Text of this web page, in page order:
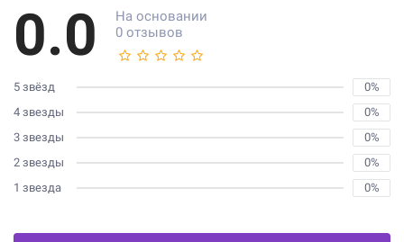
0.0
На основании
0 отзывов
5 звёзд
0%
4 звезды
0%
3 звезды
0%
2 звезды
0%
1 звезда
0%